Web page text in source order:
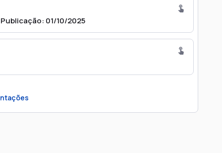
01/10/2025